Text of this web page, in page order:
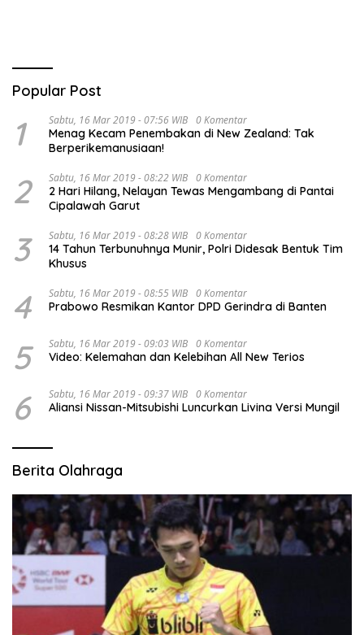
Popular Post
1 Sabtu, 16 Mar 2019 - 07:56 WIB 0 Komentar
Menag Kecam Penembakan di New Zealand: Tak
Berperikemanusiaan!
2 Sabtu, 16 Mar 2019 - 08:22 WIB 0 Komentar
2 Hari Hilang, Nelayan Tewas Mengambang di Pantai
Cipalawah Garut
3 Sabtu, 16 Mar 2019 - 08:28 WIB 0 Komentar
14 Tahun Terbunuhnya Munir, Polri Didesak Bentuk Tim
Khusus
4 Sabtu, 16 Mar 2019 - 08:55 WIB 0 Komentar
Prabowo Resmikan Kantor DPD Gerindra di Banten
5 Sabtu, 16 Mar 2019 - 09:03 WIB 0 Komentar
Video: Kelemahan dan Kelebihan All New Terios
6 Sabtu, 16 Mar 2019 - 09:37 WIB 0 Komentar
Aliansi Nissan-Mitsubishi Luncurkan Livina Versi Mungil
Berita Olahraga